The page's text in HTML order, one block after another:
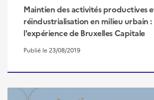
Maintien des activités productives
réindustrialisation en milieu urbain
l'expérience de Bruxelles Capitale
Publié le 23/08/2019